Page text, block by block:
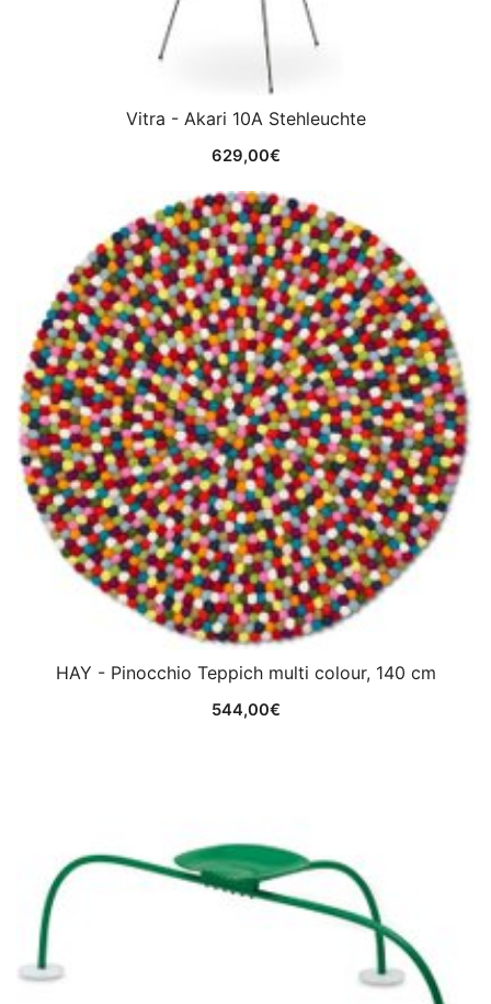
Vitra - Akari 10A Stehleuchte
629,00€
HAY - Pinocchio Teppich multi colour, 140 cm
544,00€